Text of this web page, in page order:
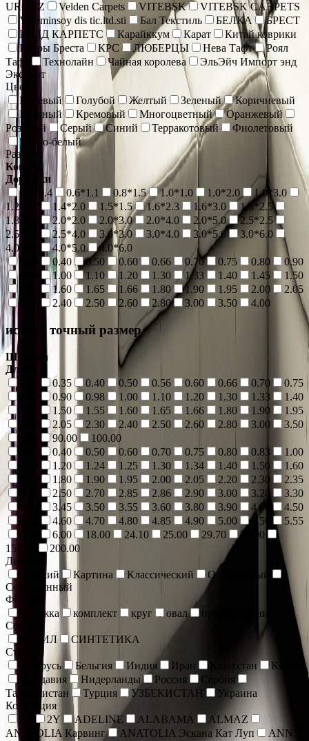
URGAZ
Velden Carpets VITEBSK
VITEBSK CARPETS
Yaseminsoy dis tic.ltd.sti
Бал Текстиль БЕЛКА
БРЕСТ
ВЕЛД КАРПЕТС
Карайккум Карат
Китай коврики
Ковры Бреста
КРС ЛЮБЕРЦЫ Нева Тафт
Роял
Тафт
Технолайн Чайная королева
ЭльЭйч Импорт энд
Экспорт
Цвет
Бежевый
Голубой Желтый Зеленый
Коричневый
Красный
Кремовый Многоцветный
Оранжевый
Розовый
Серый Синий Терракотовый
Фиолетовый
Черно-белый
Размер
Ковры
Дорожки
0.4*0.4
0.6*1.1 0.8*1.5 1.0*1.0 1.0*2.0
1.0*3.0
1.2*1.7
1.4*2.0 1.5*1.5 1.6*2.3 1.6*3.0
1.8*2.5
1.8*3.5
2.0*2.0 2.0*3.0 2.0*4.0 2.0*5.0
2.5*2.5
2.5*3.5
2.5*4.0 3.0*3.0 3.0*4.0 3.0*5.0
3.0*6.0
4.0*4.0
4.0*5.0
4.0*6.0
0.40 0.50 0.60 0.66 0.70 0.75 0.80
0.90
1.00 1.10 1.20 1.30 1.33 1.40 1.45
1.50
1.55
1.60 1.65 1.66 1.80 1.90 1.95 2.00
2.05
2.40 2.50 2.60 2.80 3.00 3.50 4.00
искать точный размер
Ширина
Длина
0.35 0.40 0.50 0.56 0.60 0.66 0.70
0.75
0.80
0.90 0.98 1.00 1.10 1.20 1.30 1.33
1.40
1.45
1.50 1.55 1.60 1.65 1.66 1.80 1.90
1.95
2.05 2.30 2.40 2.50 2.60 2.80 3.00
3.50
90.00
100.00
0.40 0.50 0.60 0.70 0.75 0.80 0.83
1.00
1.20 1.24 1.25 1.30 1.34 1.40 1.50
1.60
1.80 1.90 1.95 2.00 2.05 2.20 2.30
2.35
2.50 2.70 2.85 2.86 2.90 3.00 3.20
3.30
3.40
3.45 3.50 3.55 3.60 3.80 3.90 4.00
4.50
4.60 4.70 4.80 4.85 4.90 5.00 5.50
5.55
6.00 18.00 24.10 25.00 29.70
30.00
150.00
200.00
Дизайн
Детский
Картина Классический
Однотонный
Современный
Форма
дорожка
комплект круг овал
прямоугольник
Состав
АКРИЛ
СИНТЕТИКА
Страна
Беларусь
Бельгия Индия Иран Казахстан
Китай
Молдавия
Нидерланды Россия
Сербия
Таджикистан
Турция УЗБЕКИСТАН
Украина
Коллекция
2Y ADELINE ALABAMA
ALMAZ
ANATOLIA Карвинг
ANATOLIA Эскана Кат Луп
ANNY